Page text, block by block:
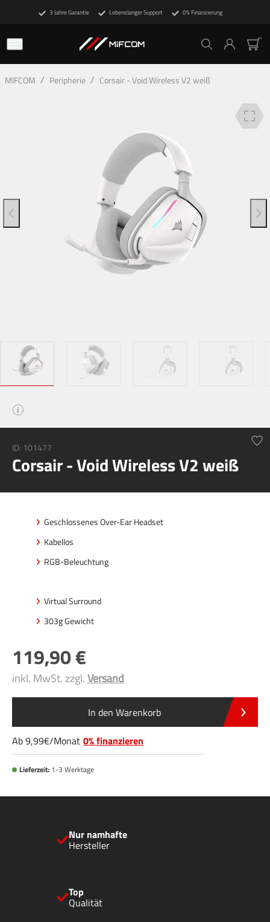
3 Jahre Garantie Lebenslanger Support 0% Finanzierung
Beschreibung Technische Details Finanzierung
MIFCOM / Peripherie / Corsair - Void Wireless V2 weiß
i
ID: 101477
Corsair - Void Wireless V2 weiß
Geschlossenes Over-Ear Headset
Kabellos
RGB-Beleuchtung
Virtual Surround
303g Gewicht
119,90
inkl. MwSt. zzgl.Versand
In den Warenkorb
Ab9,99 /Monat 0% finanzieren
Lieferzeit: 1-3 Werktage
Nur namhafte
Hersteller
Top
Qualität